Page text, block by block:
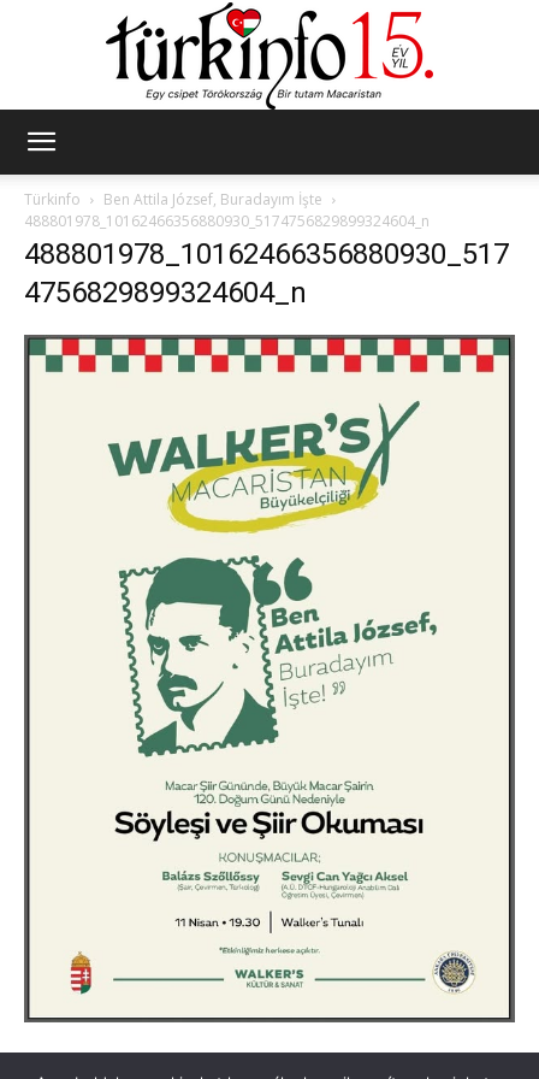
Türkinfo
Ben Attila József, Buradayım İşte
488801978_10162466356880930_5174756829899324604_n
488801978_10162466356880930_517
4756829899324604_n